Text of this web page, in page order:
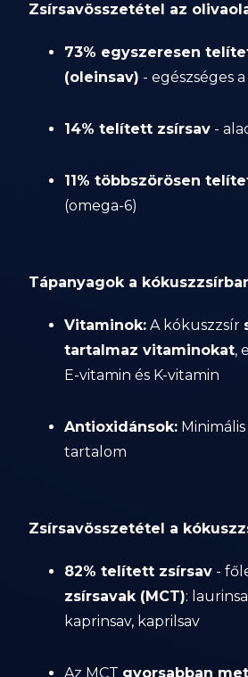
Zsírsavösszetétel az
73% egyszeresen
(oleinsav) - egészséges
14% telített zsírsav -
11% többszörösen
(omega-6)
Tápanyagok a
Vitaminok: A kókuszzsír
tartalmaz vitaminokat,
E-vitamin és K-vitamin
Antioxidánsok:
tartalom
Zsírsavösszetétel a
82% telített zsírsav -
zsírsavak (MCT):
kaprinsav, kaprilsav
Az MCT gyorsabban